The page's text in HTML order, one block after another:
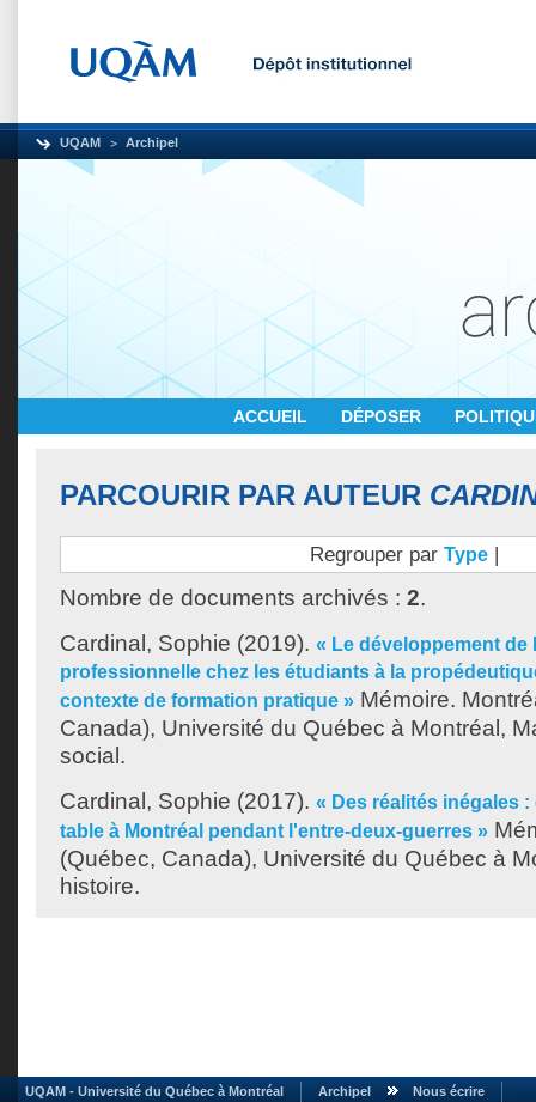
UQAM Archipel
ACCUEIL DÉPOSER
PARCOURIR PAR AUTEUR
Regrouper par Type |
Nombre de documents archivés : 2.
Cardinal, Sophie (2019). « Le développement de
professionnelle chez les étudiants à la
contexte de formation pratique » Mémoire.
Canada), Université du Québec à Montréal,
social.
Cardinal, Sophie (2017). « Des réalités inégales
table à Montréal pendant l'entre-deux-guerres »
(Québec, Canada), Université du Québec à
histoire.
UQAM - Université du Québec à Montréal Archipel Nous écrire